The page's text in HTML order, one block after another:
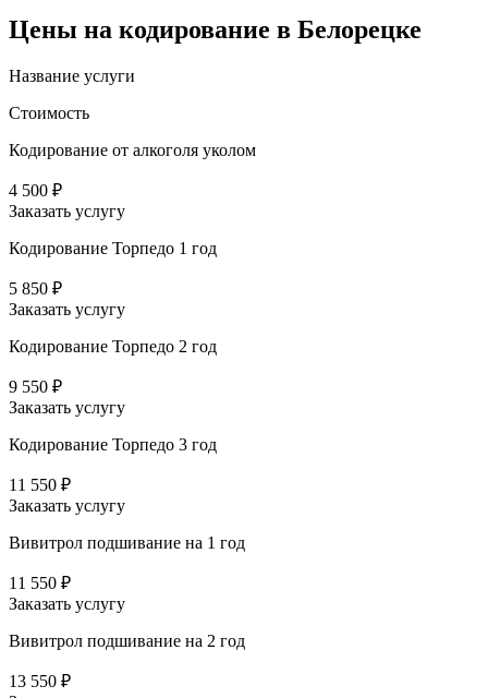
Цены на кодирование в Белорецке
Название услуги
Стоимость
Кодирование от алкоголя уколом
4 500 ₽
Заказать услугу
Кодирование Торпедо 1 год
5 850 ₽
Заказать услугу
Кодирование Торпедо 2 год
9 550 ₽
Заказать услугу
Кодирование Торпедо 3 год
11 550 ₽
Заказать услугу
Вивитрол подшивание на 1 год
11 550 ₽
Заказать услугу
Вивитрол подшивание на 2 год
13 550 ₽